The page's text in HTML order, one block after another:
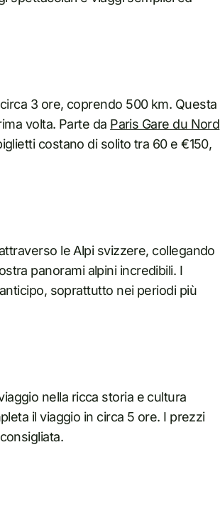
3 ore, coprendo 500 km. Questa
volta. Parte da Paris Gare du Nord
costano di solito tra 60 e €150,
le Alpi svizzere, collegando
panorami alpini incredibili. I
soprattutto nei periodi più
nella ricca storia e cultura
il viaggio in circa 5 ore. I prezzi